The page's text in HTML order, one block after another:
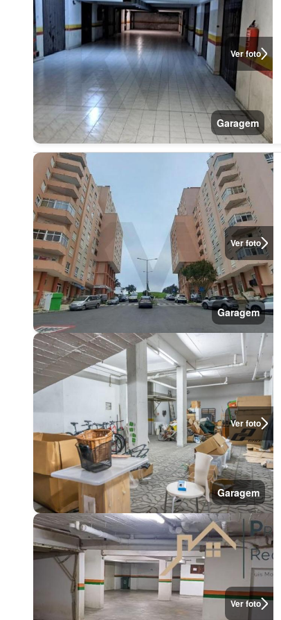
Ver foto
Garagem
Ver foto
Garagem
Ver foto
Garagem
Ver foto